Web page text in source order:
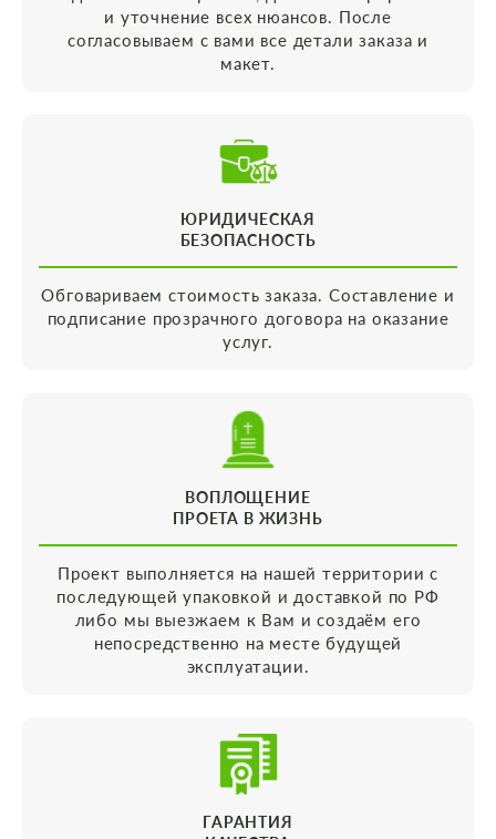
и уточнение всех нюансов. После
согласовываем с вами все детали заказа и
макет.
ЮРИДИЧЕСКАЯ
БЕЗОПАСНОСТЬ
Обговариваем стоимость заказа. Составление и
подписание прозрачного договора на оказание
услуг.
ВОПЛОЩЕНИЕ
ПРОЕТА В ЖИЗНЬ
Проект выполняется на нашей территории с
последующей упаковкой и доставкой по РФ
либо мы выезжаем к Вам и создаём его
непосредственно на месте будущей
эксплуатации.
ГАРАНТИЯ